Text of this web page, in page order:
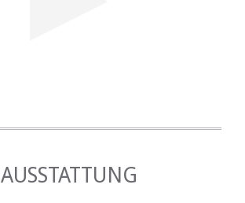
AUSSTATTUNG